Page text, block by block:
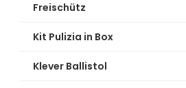
Freischütz
Kit Pulizia in Box
Klever Ballistol